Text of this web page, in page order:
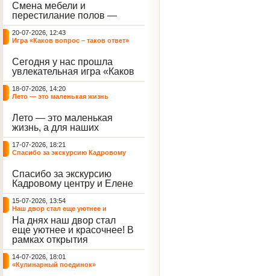
небывалый ажиотаж среди
воспитанников, превратив
тихие залы центра в арену
напряжённых поединков,
громких аплодисментов и
жарких обсуждений.
Смена мебели и
перестилание полов —
дело рук профессионалов.
А вот создание настоящего
домашнего уюта — задача
этой неделе ребята взяли
инициативу в свои руки и
устроили масштабную
генеральную уборку
жилого корпуса.
20-07-2026, 12:43
Игра «Каков вопрос – таков ответ»
Сегодня у нас прошла
увлекательная игра «Каков
вопрос – таков ответ»,
которая собрала самых
любознательных
игры выступил наш
воспитанник - Константин
Н., который по праву носит
звание самого читающего
и эрудированного
участника наших
мероприятий.
18-07-2026, 14:20
Лето — это маленькая жизнь
Лето — это маленькая
жизнь, а для наших
воспитанниц оно
наполнено открытиями. В
один из теплых дней мы
пластилин, книги и конечно
же телефоны, чтобы
отправиться на небольшую
цветочную охоту в
ближайший луг.
17-07-2026, 18:21
Спасибо за экскурсию Кадровому
Спасибо за экскурсию
Кадровому центру и Елене
Романовне за тёплую
встречу.
15-07-2026, 13:54
Наш двор стал еще уютнее и
красочнее!
На днях наш двор стал
еще уютнее и красочнее! В
рамках открытия
Социальной гостиной
нашего Центра, перед
воспитанниками была
14-07-2026, 18:01
«Кулинарный поединок»